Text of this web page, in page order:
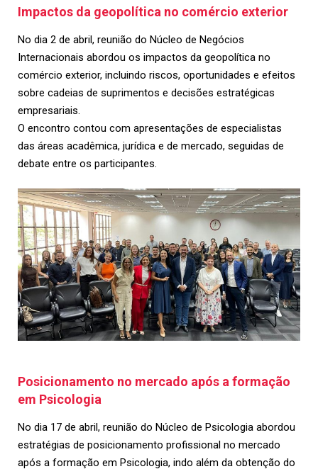
Impactos da geopolítica no comércio exterior
No dia 2 de abril, reunião do Núcleo de Negócios
Internacionais abordou os impactos da geopolítica no
comércio exterior, incluindo riscos, oportunidades e efeitos
sobre cadeias de suprimentos e decisões estratégicas
empresariais.
O encontro contou com apresentações de especialistas
das áreas acadêmica, jurídica e de mercado, seguidas de
debate entre os participantes.
Posicionamento no mercado após a formação
em Psicologia
No dia 17 de abril, reunião do Núcleo de Psicologia abordou
estratégias de posicionamento profissional no mercado
após a formação em Psicologia, indo além da obtenção do